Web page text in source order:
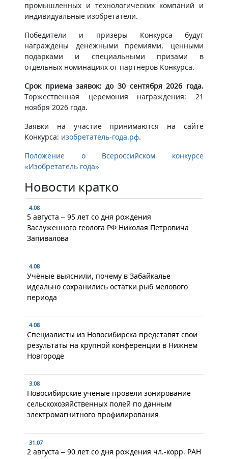
промышленных и технологических компаний и
индивидуальные изобретатели.
Победители и призеры Конкурса будут
награждены денежными премиями, ценными
подарками и специальными призами в
отдельных номинациях от партнеров Конкурса.
Срок приема заявок: до 30 сентября 2026 года.
Торжественная церемония награждения: 21
ноября 2026 года.
Заявки на участие принимаются на сайте
Конкурса: изобретатель-года.рф.
Положение о Всероссийском конкурсе
«Изобретатель года»
Новости кратко
4.08
5 августа – 95 лет со дня рождения
Заслуженного геолога РФ Николая Петровича
Запивалова
4.08
Учёные выяснили, почему в Забайкалье
идеально сохранились остатки рыб мелового
периода
4.08
Специалисты из Новосибирска представят свои
результаты на крупной конференции в Нижнем
Новгороде
3.08
Новосибирские учёные провели зонирование
сельскохозяйственных полей по данным
электромагнитного профилирования
31.07
2 августа – 90 лет со дня рождения чл.-корр. РАН